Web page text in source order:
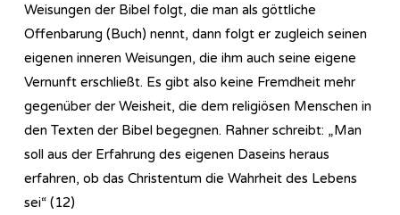
Weisungen der Bibel folgt, die man als göttliche
Offenbarung (Buch) nennt, dann folgt er zugleich seinen
eigenen inneren Weisungen, die ihm auch seine eigene
Vernunft erschließt. Es gibt also keine Fremdheit mehr
gegenüber der Weisheit, die dem religiösen Menschen in
den Texten der Bibel begegnen. Rahner schreibt: „Man
soll aus der Erfahrung des eigenen Daseins heraus
erfahren, ob das Christentum die Wahrheit des Lebens
sei“ (12)